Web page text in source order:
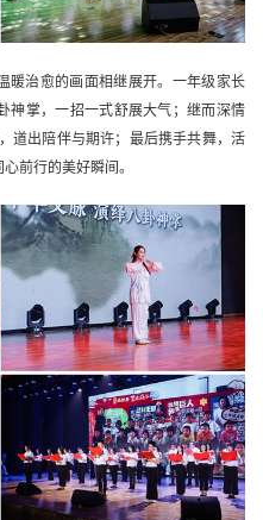
暖治愈的画面相继展开。一年级家长
神掌，一招一式舒展大气；继而深情
道出陪伴与期许；最后携手共舞，活
前行的美好瞬间。